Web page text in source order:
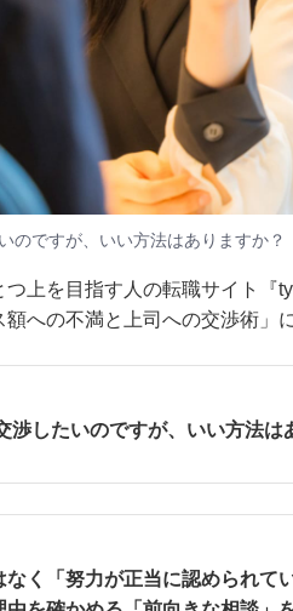
のですが、いい方法はありますか？
上を目指す人の転職サイト『
への不満と上司への交渉術」
したいのですが、いい方法は
く「努力が正当に認められて